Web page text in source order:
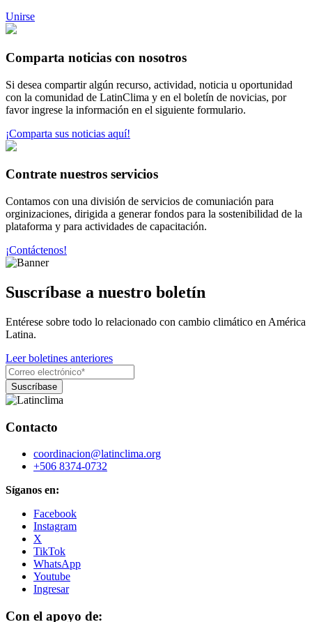
Unirse
Comparta noticias con nosotros
Si desea compartir algún recurso, actividad, noticia u oportunidad
con la comunidad de LatinClima y en el boletín de novicias, por
favor ingrese la información en el siguiente formulario.
¡Comparta sus noticias aquí!
Contrate nuestros servicios
Contamos con una división de servicios de comuniación para
orginizaciones, dirigida a generar fondos para la sostenibilidad de la
plataforma y para actividades de capacitación.
¡Contáctenos!
Suscríbase a nuestro boletín
Entérese sobre todo lo relacionado con cambio climático en América
Latina.
Leer boletines anteriores
Contacto
coordinacion@latinclima.org
+506 8374-0732
Síganos en:
Facebook
Instagram
X
TikTok
WhatsApp
Youtube
Ingresar
Con el apoyo de: